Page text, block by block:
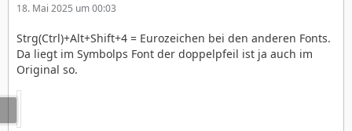
18. Mai 2025 um 00:03
Strg(Ctrl)+Alt+Shift+4 = Eurozeichen bei den anderen Fonts.
Da liegt im Symbolps Font der doppelpfeil ist ja auch im
Original so.